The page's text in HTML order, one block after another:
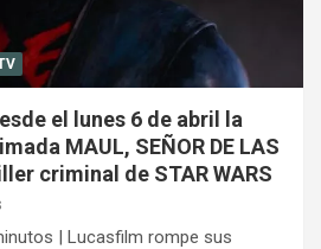
el lunes 6 de abril la
MAUL, SEÑOR DE LAS
criminal de STAR WARS
| Lucasfilm rompe sus